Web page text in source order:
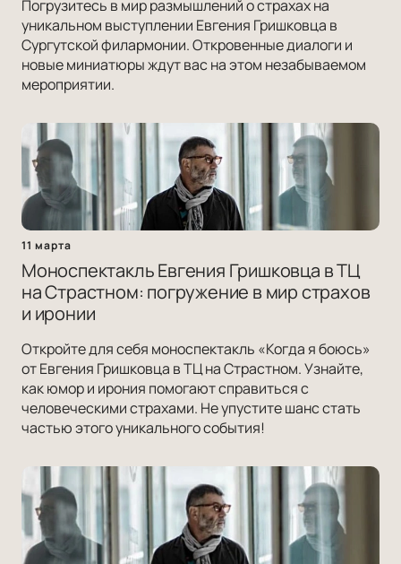
Погрузитесь в мир размышлений о страхах на
уникальном выступлении Евгения Гришковца в
Сургутской филармонии. Откровенные диалоги и
новые миниатюры ждут вас на этом незабываемом
мероприятии.
11 марта
Моноспектакль Евгения Гришковца в ТЦ
на Страстном: погружение в мир страхов
и иронии
Откройте для себя моноспектакль «Когда я боюсь»
от Евгения Гришковца в ТЦ на Страстном. Узнайте,
как юмор и ирония помогают справиться с
человеческими страхами. Не упустите шанс стать
частью этого уникального события!